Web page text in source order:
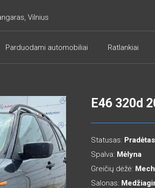
Vilnius
Parduodami automobiliai Ratlankiai
E46 320d
Statusas:
Spalva: Mėlyna
Greičių dėžė:
Salonas: